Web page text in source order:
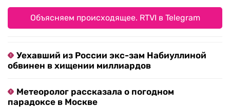
Объясняем происходящее. RTVI в Telegram
Уехавший из России экс-зам Набиуллиной
обвинен в хищении миллиардов
Метеоролог рассказала о погодном
парадоксе в Москве